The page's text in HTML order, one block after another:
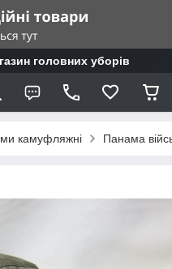
головних уборів
камуфляжні Панама